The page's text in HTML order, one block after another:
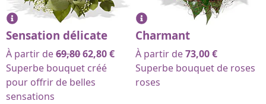
Sensation délicate
À partir de69,8062,80€
Superbe bouquet créé
pour offrir de belles
sensations
Charmant
À partir de73,00€
Superbe bouquet de roses
roses